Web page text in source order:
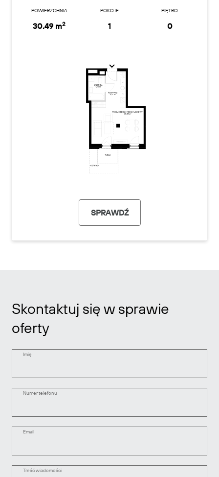
POWIERZCHNIA
30.49 m2
POKOJE
1
PIĘTRO
0
SPRAWDŹ
Skontaktuj się w sprawie
oferty
Imię
Numer telefonu
Email
Treść wiadomości